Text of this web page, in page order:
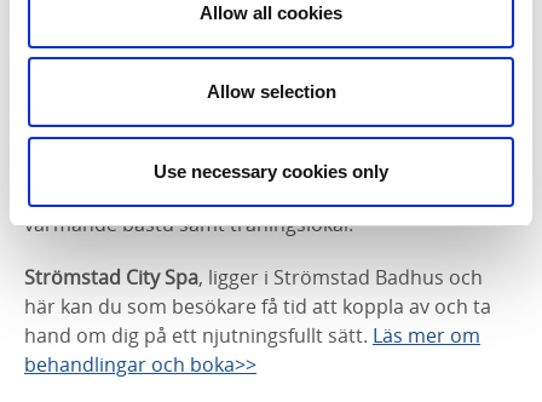
Allow all cookies
Allow selection
Use necessary cookies only
Under årets mörka och lite kyliga dagar kan det vara
skönt att besöka badhus och att ta sig tid för lite skön
Strömstad Badanstalterbjuder simhall med
värmande bastu samt träningslokal.
Strömstad City Spa, ligger i Strömstad Badhus och
här kan du som besökare få tid att koppla av och ta
hand om dig på ett njutningsfullt sätt. Läs mer om
behandlingar och boka>>